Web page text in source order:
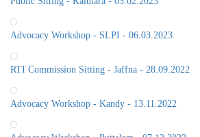
කොමිසමේ "ගමට තොරතුරු
යොමුකරමින්. දිස්ත්‍රික් ලේකම්
Advocacy Workshop - SLPI - 06.03.2023
RTI Commission Sitting - Jaffna - 28.09.2022
Advocacy Workshop - Kandy - 13.11.2022
Advocacy Workshop - Puttalam - 07.12.2022